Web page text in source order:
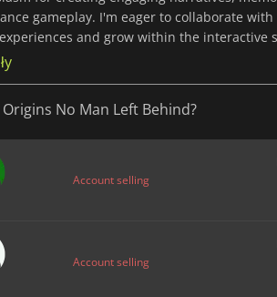
gameplay. I'm eager to collaborate
and grow within the interactive
No Man Left Behind?
Account selling
Account selling